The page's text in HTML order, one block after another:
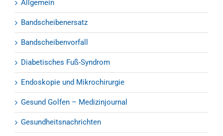
Allgemein
Bandscheibenersatz
Bandscheibenvorfall
Diabetisches Fuß-Syndrom
Endoskopie und Mikrochirurgie
Gesund Golfen – Medizinjournal
Gesundheitsnachrichten